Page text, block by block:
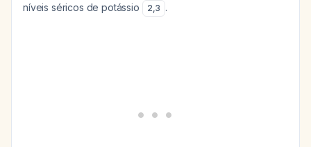
níveis séricos de potássio
2,3 .